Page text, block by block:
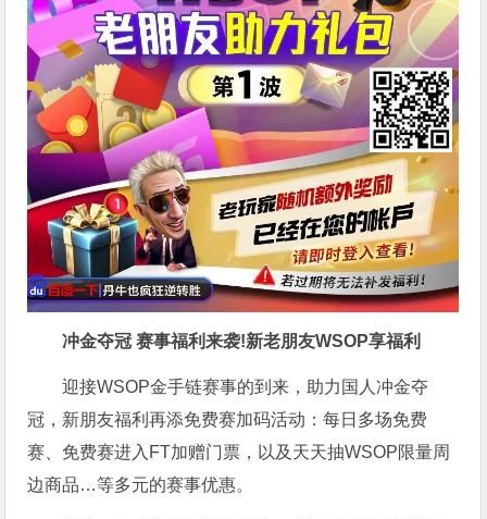
冲金夺冠 赛事福利来袭!新老朋友WSOP享福利
迎接WSOP金手链赛事的到来，助力国人冲金夺
冠，新朋友福利再添免费赛加码活动：每日多场免费
赛、免费赛进入FT加赠门票，以及天天抽WSOP限量周
边商品…等多元的赛事优惠。